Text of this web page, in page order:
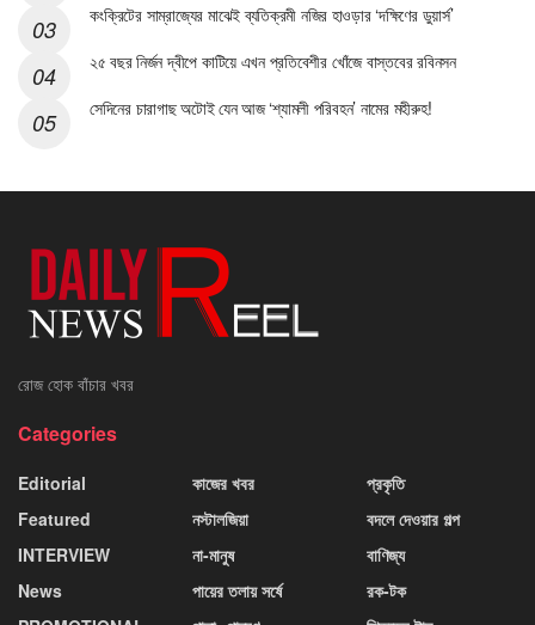
কংক্রিটের সাম্রাজ্যের মাঝেই ব্যতিক্রমী নজির হাওড়ার ‘দক্ষিণের ডুয়ার্স’
২৫ বছর নির্জন দ্বীপে কাটিয়ে এখন প্রতিবেশীর খোঁজে বাস্তবের রবিনসন
সেদিনের চারাগাছ অটোই যেন আজ ‘শ্যামলী পরিবহন’ নামের মহীরুহ!
রোজ হোক বাঁচার খবর
Categories
Editorial
Featured
INTERVIEW
News
কাজের খবর
নস্টালজিয়া
না-মানুষ
পায়ের তলায় সর্ষে
প্রকৃতি
বদলে দেওয়ার গল্প
বাণিজ্য
রক-টক